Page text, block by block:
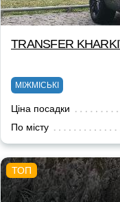
TRANSFER
МІЖМІСЬКІ
Ціна посадки
По місту